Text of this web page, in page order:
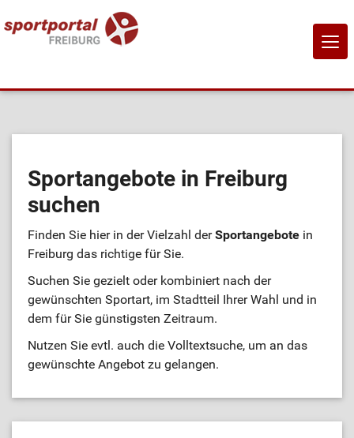
Sportanbietende
Sportstätten
Job-Börse
Kontakt
Sportangebote in Freiburg
suchen
Finden Sie hier in der Vielzahl derSportangebote in
Freiburg das richtige für Sie.
Suchen Sie gezielt oder kombiniert nach der
gewünschten Sportart, im Stadtteil Ihrer Wahl und in
dem für Sie günstigsten Zeitraum.
Nutzen Sie evtl. auch die Volltextsuche, um an das
gewünschte Angebot zu gelangen.